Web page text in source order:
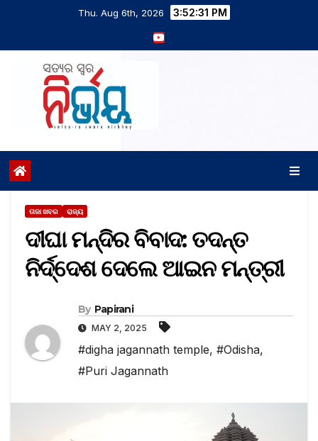
Thu. Aug 6th, 2026 3:52:32 PM
ତାଜା ଖବର ରାଜ୍ୟ
ଦୀଘା ମନ୍ଦିର ବିବାଦ: ତଦନ୍ତ
ନିର୍ଦ୍ଦେଶ ଦେଲେ ଆଇନ ମନ୍ତ୍ରୀ
By Papirani
MAY 2, 2025
#digha jagannath temple, #Odisha,
#Puri Jagannath